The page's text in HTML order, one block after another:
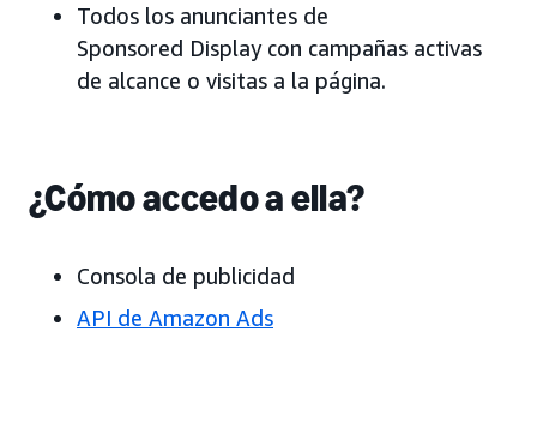
Todos los anunciantes de
Sponsored Display con campañas activas
de alcance o visitas a la página.
¿Cómo accedo a ella?
Consola de publicidad
API de Amazon Ads